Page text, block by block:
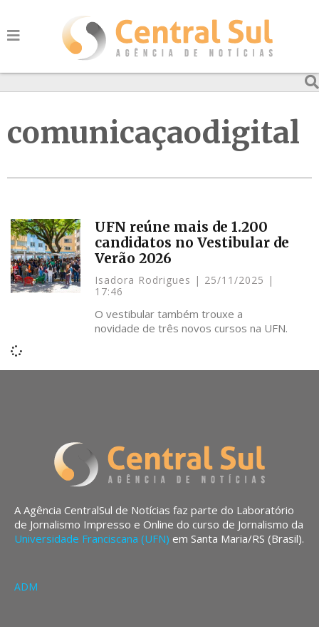
comunicaçaodigital
UFN reúne mais de 1.200
candidatos no Vestibular de
Verão 2026
Isadora Rodrigues
25/11/2025
17:46
O vestibular também trouxe a
novidade de três novos cursos na UFN.
A Agência CentralSul de Notícias faz parte do Laboratório
de Jornalismo Impresso e Online do curso de Jornalismo da
Universidade Franciscana (UFN) em Santa Maria/RS (Brasil).
ADM